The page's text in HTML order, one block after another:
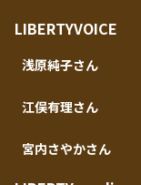
LIBERTYVOICE
浅原純子さん
江俣有理さん
宮内さやかさん